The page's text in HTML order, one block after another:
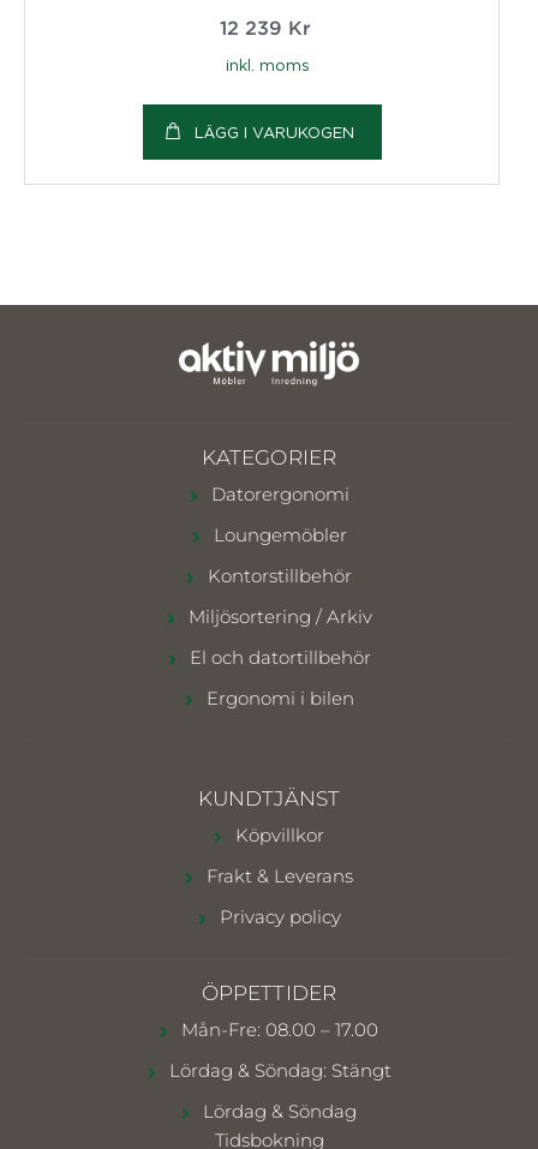
12 239 Kr
inkl. moms
LÄGG I VARUKOGEN
KATEGORIER
Datorergonomi
Loungemöbler
Kontorstillbehör
Miljösortering / Arkiv
El och datortillbehör
Ergonomi i bilen
KUNDTJÄNST
Köpvillkor
Frakt & Leverans
Privacy policy
ÖPPETTIDER
Mån-Fre: 08.00 – 17.00
Lördag & Söndag: Stängt
Lördag & Söndag
Tidsbokning